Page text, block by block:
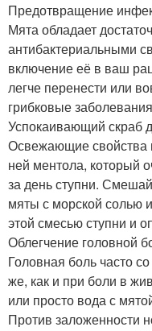
Предотвращение
Мята обладает
антибактериальными
включение её в ваш
легче перенести или
грибковые
Успокаивающий скраб
Освежающие свойства
ней ментола, который
за день ступни.
мяты с морской солью
этой смесью ступни и
Облегчение головной
Головная боль часто
же, как и при боли в
или просто вода с
Против заложенности